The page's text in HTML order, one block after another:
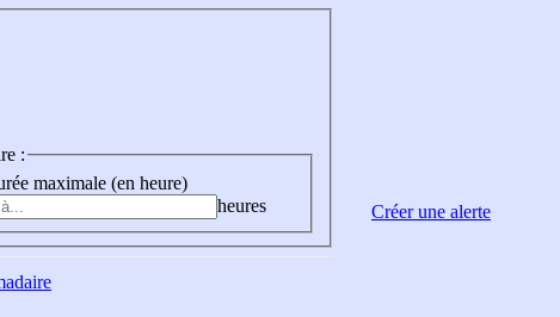
:
maximale (en heure)
heures
Créer une alerte